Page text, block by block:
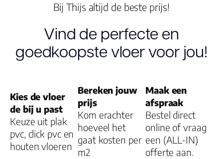
Gebruiksklasse
Garantie
Woongebruik
(jaren)
Bij Thijs altijd de beste prijs!
Vind de perfecte en
goedkoopste vloer voor jou!
Kies de vloer
de bij u past
Keuze uit plak
pvc, click pvc en
houten vloeren
Bereken jouw
prijs
Kom erachter
hoeveel het
gaat kosten per
m2
Maak een
afspraak
Bestel direct
online of vraag
een (ALL-IN)
offerte aan.